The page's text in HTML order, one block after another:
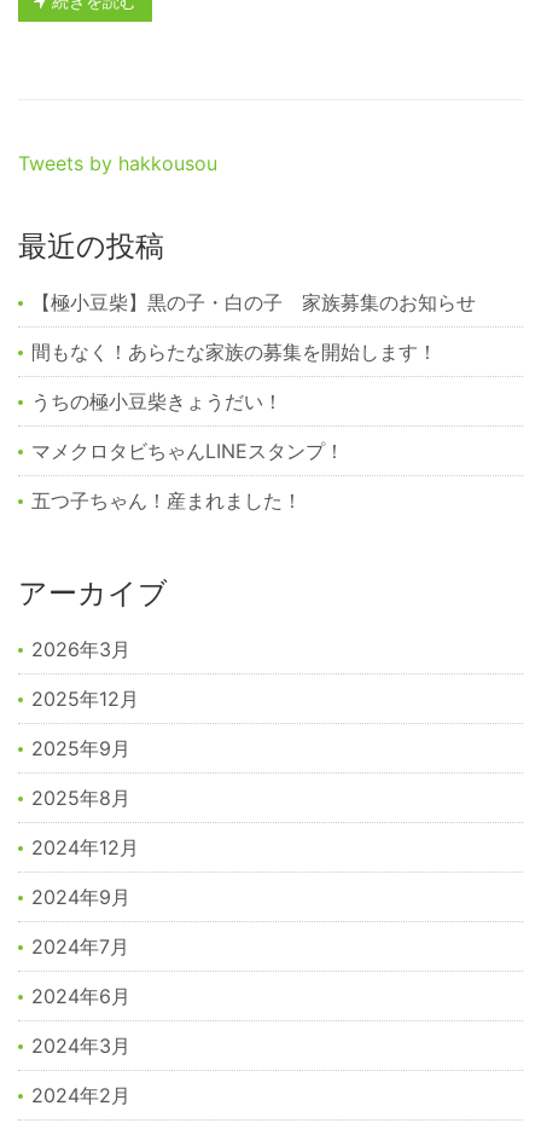
Tweets by hakkousou
最近の投稿
【極小豆柴】黒の子・白の子 家族募集のお知らせ
間もなく！あらたな家族の募集を開始します！
うちの極小豆柴きょうだい！
マメクロタビちゃんLINEスタンプ！
五つ子ちゃん！産まれました！
アーカイブ
2026年3月
2025年12月
2025年9月
2025年8月
2024年12月
2024年9月
2024年7月
2024年6月
2024年3月
2024年2月